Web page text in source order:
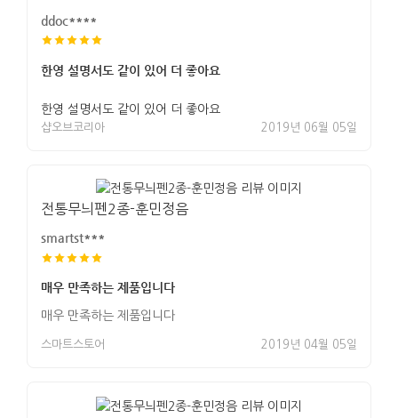
ddoc****
한영 설명서도 같이 있어 더 좋아요
한영 설명서도 같이 있어 더 좋아요
샵오브코리아 2019년 06월 05일
전통무늬펜2종-훈민정음
smartst***
매우 만족하는 제품입니다
매우 만족하는 제품입니다
스마트스토어 2019년 04월 05일